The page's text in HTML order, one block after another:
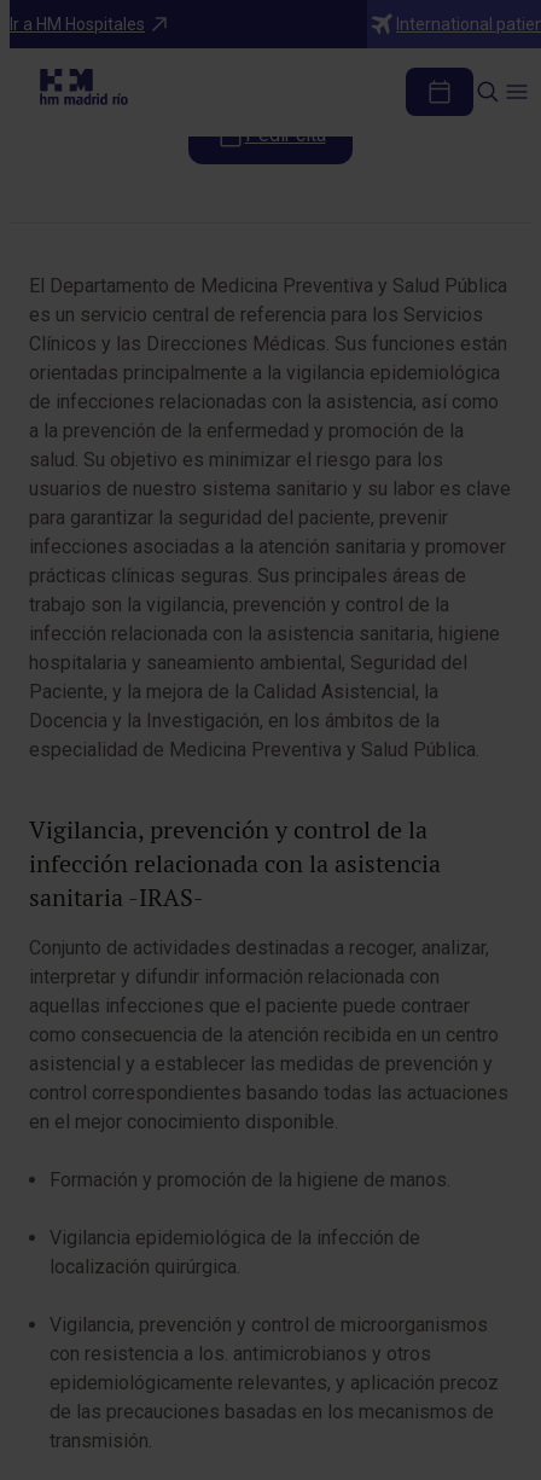
Ir a HM Hospitales International
Especialidades
Medicina Preventiva y Salud Pública
Pedir cita
El Departamento de Medicina Preventiva y Salud Pública
es un servicio central de referencia para los Servicios
Clínicos y las Direcciones Médicas. Sus funciones están
orientadas principalmente a la vigilancia epidemiológica
de infecciones relacionadas con la asistencia, así como
a la prevención de la enfermedad y promoción de la
salud. Su objetivo es minimizar el riesgo para los
usuarios de nuestro sistema sanitario y su labor es clave
para garantizar la seguridad del paciente, prevenir
infecciones asociadas a la atención sanitaria y promover
prácticas clínicas seguras. Sus principales áreas de
trabajo son la vigilancia, prevención y control de la
infección relacionada con la asistencia sanitaria, higiene
hospitalaria y saneamiento ambiental, Seguridad del
Paciente, y la mejora de la Calidad Asistencial, la
Docencia y la Investigación, en los ámbitos de la
especialidad de Medicina Preventiva y Salud Pública.
Vigilancia, prevención y control de la
infección relacionada con la asistencia
sanitaria -IRAS-
Conjunto de actividades destinadas a recoger, analizar,
interpretar y difundir información relacionada con
aquellas infecciones que el paciente puede contraer
como consecuencia de la atención recibida en un centro
asistencial y a establecer las medidas de prevención y
control correspondientes basando todas las actuaciones
en el mejor conocimiento disponible.
Formación y promoción de la higiene de manos.
Vigilancia epidemiológica de la infección de
localización quirúrgica.
Vigilancia, prevención y control de microorganismos
con resistencia a los. antimicrobianos y otros
epidemiológicamente relevantes, y aplicación precoz
de las precauciones basadas en los mecanismos de
transmisión.